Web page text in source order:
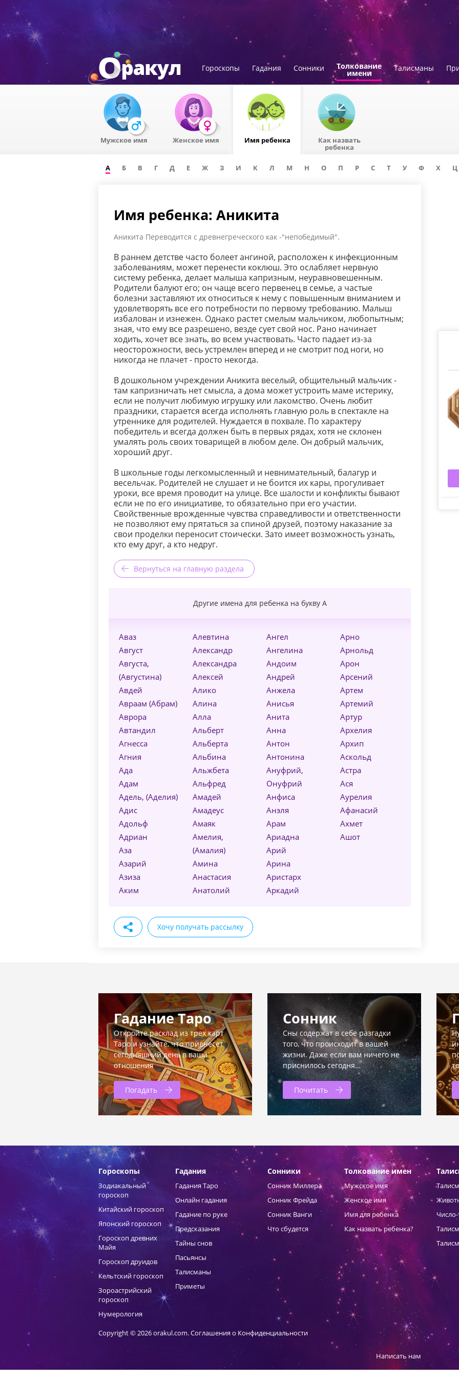
Гороскопы Гадания Сонники Толкование
имени
Талисманы
Мужское имя Женское имя Имя ребенка Как назвать
ребенка
А Б В Г Д Е Ж З И К Л М Н О П Р С Т У Ф Х Ц
Имя ребенка: Аникита
Аникита Переводится с древнегреческого как -"непобедимый".
В раннем детстве часто болеет ангиной, расположен к инфекционным
заболеваниям, может перенести коклюш. Это ослабляет нервную
систему ребенка, делает малыша капризным, неуравновешенным.
Родители балуют его; он чаще всего первенец в семье, а частые
болезни заставляют их относиться к нему с повышенным вниманием и
удовлетворять все его потребности по первому требованию. Малыш
избалован и изнежен. Однако растет смелым мальчиком, любопытным;
зная, что ему все разрешено, везде сует свой нос. Рано начинает
ходить, хочет все знать, во всем участвовать. Часто падает из-за
неосторожности, весь устремлен вперед и не смотрит под ноги, но
никогда не плачет - просто некогда.
В дошкольном учреждении Аникита веселый, общительный мальчик -
там капризничать нет смысла, а дома может устроить маме истерику,
если не получит любимую игрушку или лакомство. Очень любит
праздники, старается всегда исполнять главную роль в спектакле на
утреннике для родителей. Нуждается в похвале. По характеру
победитель и всегда должен быть в первых рядах, хотя не склонен
умалять роль своих товарищей в любом деле. Он добрый мальчик,
хороший друг.
В школьные годы легкомысленный и невнимательный, балагур и
весельчак. Родителей не слушает и не боится их кары, прогуливает
уроки, все время проводит на улице. Все шалости и конфликты бывают
если не по его инициативе, то обязательно при его участии.
Свойственные врожденные чувства справедливости и ответственности
не позволяют ему прятаться за спиной друзей, поэтому наказание за
свои проделки переносит стоически. Зато имеет возможность узнать,
кто ему друг, а кто недруг.
Вернуться на главную раздела
Другие имена для ребенка на букву А
Аваз
Август
Августа,
(Августина)
Авдей
Авраам (Абрам)
Аврора
Автандил
Агнесса
Агния
Ада
Адам
Адель, (Аделия)
Адис
Адольф
Адриан
Аза
Азарий
Азиза
Аким
Алевтина
Александр
Александра
Алексей
Алико
Алина
Алла
Альберт
Альберта
Альбина
Альжбета
Альфред
Амадей
Амадеус
Амаяк
Амелия,
(Амалия)
Амина
Анастасия
Анатолий
Ангел
Ангелина
Андоим
Андрей
Анжела
Анисья
Анита
Анна
Антон
Антонина
Ануфрий,
Онуфрий
Анфиса
Анэля
Арам
Ариадна
Арий
Арина
Аристарх
Аркадий
Арно
Арнольд
Арон
Арсений
Артем
Артемий
Артур
Архелия
Архип
Аскольд
Астра
Ася
Аурелия
Афанасий
Ахмет
Ашот
Хочу получать рассылку
Гадание Таро
Откройте расклад из трех карт
Таро и узнайте, что привнесет
сегодняшний день в ваши
отношения
Погадать
Сонник
Сны содержат в себе разгадки
того, что происходит в вашей
жизни. Даже если вам ничего не
приснилось сегодня…
Почитать
Гороскопы
Зодиакальный
гороскоп
Китайский гороскоп
Японский гороскоп
Гороскоп древних
Майя
Гороскоп друидов
Кельтский гороскоп
Зороастрийский
гороскоп
Нумерология
Гадания
Гадания Таро
Онлайн гадания
Гадание по руке
Предсказания
Тайны снов
Пасьянсы
Талисманы
Приметы
Сонники
Сонник Миллера
Сонник Фрейда
Сонник Ванги
Что сбудется
Толкование имен
Мужское имя
Женское имя
Имя для ребенка
Как назвать ребенка?
Copyright © 2026 orakul.com.Соглашения о Конфиденциальности
Написать нам